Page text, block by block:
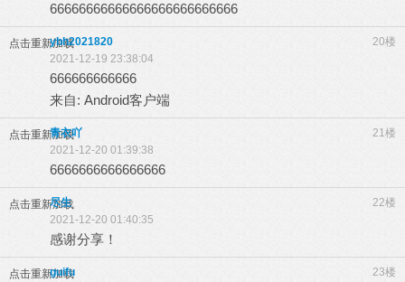
66666666666666666666666666
点击重新加载 20楼
ybh2021820
2021-12-19 23:38:04
666666666666
来自: Android客户端
点击重新加载 21楼
青衣吖
2021-12-20 01:39:38
6666666666666666
点击重新加载 22楼
尽生
2021-12-20 01:40:35
感谢分享！
点击重新加载 23楼
guifu